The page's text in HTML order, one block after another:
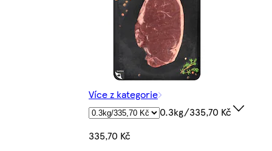
Více z kategorie
0.3kg/335,70 Kč
335,70 Kč